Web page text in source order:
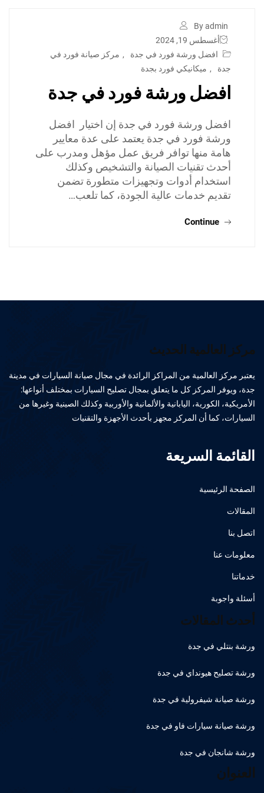
By admin
أغسطس 19, 2024
افضل ورشة فورد في جدة
, مركز صيانة فورد في
جدة
, ميكانيكي فورد بجدة
افضل ورشة فورد في جدة
افضل ورشة فورد في جدة إن اختيار افضل
ورشة فورد في جدة يعتمد على عدة معايير
هامة منها توافر فريق عمل مؤهل ومدرب على
أحدث تقنيات الصيانة والتشخيص وكذلك
استخدام أدوات وتجهيزات متطورة تضمن
تقديم خدمات عالية الجودة، كما تلعب…
Continue
مركز العالمية الحديث
يعتبر مركز العالمية من المراكز الرائدة في مجال صيانة السيارات في مدينة
جدة، ويوفر المركز كل ما يتعلق بمجال تصليح السيارات بمختلف أنواعها:
الأمريكية، الكورية، اليابانية والألمانية والأوربية وكذلك الصينية وغيرها من
السيارات، كما أن المركز مجهز بأحدث الأجهزة والتقنيات
القائمة السريعة
الصفحة الرئيسية
المقالات
اتصل بنا
معلومات عنا
خدماتنا
أسئلة واجوبة
أحدث المقالات
ورشة بنتلي في جدة
ورشة تصليح هيونداي في جدة
ورشة صيانة شيفرولية في جدة
ورشة صيانة سيارات فاو في جدة
ورشة شانجان في جدة
العنوان